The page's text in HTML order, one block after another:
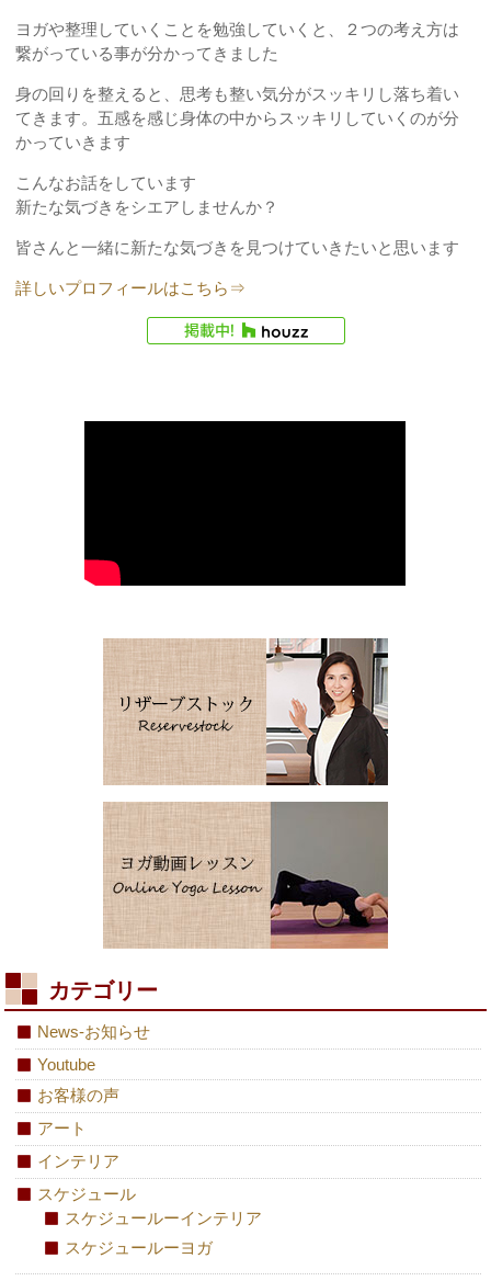
ヨガや整理していくことを勉強していくと、２つの考え方は
繋がっている事が分かってきました
身の回りを整えると、思考も整い気分がスッキリし落ち着い
てきます。五感を感じ身体の中からスッキリしていくのが分
かっていきます
こんなお話をしています
新たな気づきをシエアしませんか？
皆さんと一緒に新たな気づきを見つけていきたいと思います
詳しいプロフィールはこちら⇒
カテゴリー
News-お知らせ
Youtube
お客様の声
アート
インテリア
スケジュール
スケジュールーインテリア
スケジュールーヨガ